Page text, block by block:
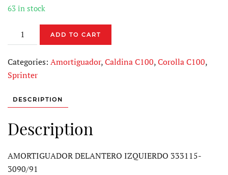
63 in stock
AMORTIGUADOR
DELANTERO
333115-
I
quantity
ADD TO CART
Categories: Amortiguador,Caldina C100,Corolla C100,
Sprinter
DESCRIPTION
Description
AMORTIGUADOR DELANTERO IZQUIERDO 333115-
3090/91